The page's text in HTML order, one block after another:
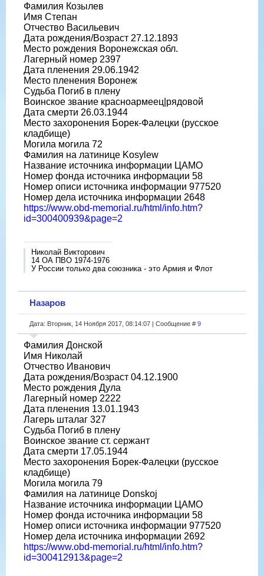
Фамилия Козылев
Имя Степан
Отчество Васильевич
Дата рождения/Возраст 27.12.1893
Место рождения Воронежская обл.
Лагерный номер 2397
Дата пленения 29.06.1942
Место пленения Воронеж
Судьба Погиб в плену
Воинское звание красноармеец|рядовой
Дата смерти 26.03.1944
Место захоронения Борек-Фалецки (русское
кладбище)
Могила могила 72
Фамилия на латинице Kosylew
Название источника информации ЦАМО
Номер фонда источника информации 58
Номер описи источника информации 977520
Номер дела источника информации 2648
https://www.obd-memorial.ru/html/info.htm?
id=300400939&page=2
Николай Викторович
14 ОА ПВО 1974-1976
У России только два союзника - это Армия и Флот
Назаров
Дата: Вторник, 14 Ноября 2017, 08:14:07 | Сообщение # 9
Фамилия Донской
Имя Николай
Отчество Иванович
Дата рождения/Возраст 04.12.1900
Место рождения Дула
Лагерный номер 2222
Дата пленения 13.01.1943
Лагерь шталаг 327
Судьба Погиб в плену
Воинское звание ст. сержант
Дата смерти 17.05.1944
Место захоронения Борек-Фалецки (русское
кладбище)
Могила могила 79
Фамилия на латинице Donskoj
Название источника информации ЦАМО
Номер фонда источника информации 58
Номер описи источника информации 977520
Номер дела источника информации 2692
https://www.obd-memorial.ru/html/info.htm?
id=300412913&page=2